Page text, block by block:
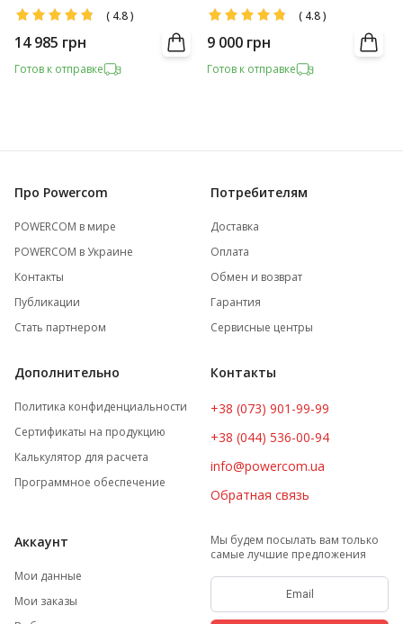
( 4.8)
14 985 грн
Готов к отправке
( 4.8)
9 000 грн
Готов к отправке
Про Powercom
POWERCOM в мире
POWERCOM в Украине
Контакты
Публикации
Стать партнером
Потребителям
Доставка
Оплата
Обмен и возврат
Гарантия
Сервисные центры
Дополнительно
Политика конфиденциальности
Сертификаты на продукцию
Калькулятор для расчета
Программное обеспечение
Контакты
+38 (073) 901-99-99
+38 (044) 536-00-94
info@powercom.ua
Обратная связь
Аккаунт
Мои данные
Мои заказы
Мы будем посылать вам только
самые лучшие предложения